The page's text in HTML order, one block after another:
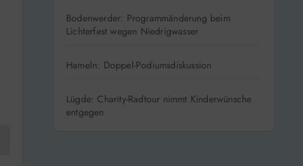
Bodenwerder: Programmänderung beim
Lügde: Charity-Radtour nimmt Kinderwünsche